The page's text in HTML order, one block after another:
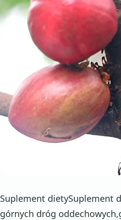
Suplement dietySuplement
górnych dróg